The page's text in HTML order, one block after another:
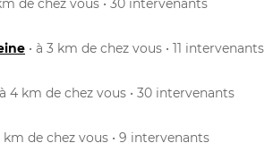
de chez vous • 30 intervenants
• à 3 km de chez vous • 11 intervenants
4 km de chez vous • 30 intervenants
km de chez vous • 9 intervenants